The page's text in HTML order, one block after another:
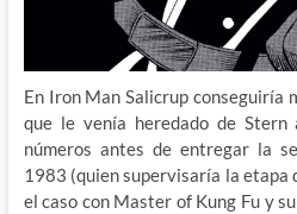
En Iron Man Salicrup conseguiría
que le venía heredado de
números antes de entregar la
1983 (quien supervisaría la etapa
el caso con Master of Kung Fu y